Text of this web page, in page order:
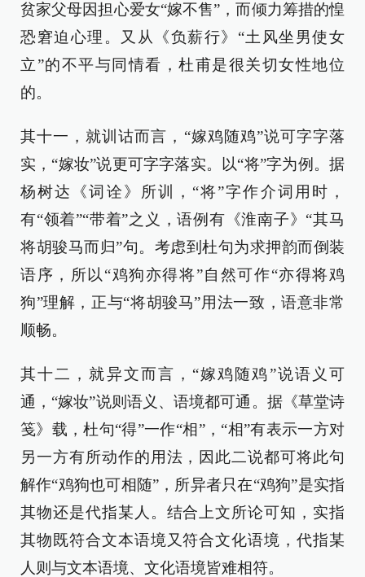
贫家父母因担心爱女“嫁不售”，而倾力筹措的惶
恐窘迫心理。又从《负薪行》“土风坐男使女
立”的不平与同情看，杜甫是很关切女性地位
的。
其十一，就训诂而言，“嫁鸡随鸡”说可字字落
实，“嫁妆”说更可字字落实。以“将”字为例。据
杨树达《词诠》所训，“将”字作介词用时，
有“领着”“带着”之义，语例有《淮南子》“其马
将胡骏马而归”句。考虑到杜句为求押韵而倒装
语序，所以“鸡狗亦得将”自然可作“亦得将鸡
狗”理解，正与“将胡骏马”用法一致，语意非常
顺畅。
其十二，就异文而言，“嫁鸡随鸡”说语义可
通，“嫁妆”说则语义、语境都可通。据《草堂诗
笺》载，杜句“得”一作“相”，“相”有表示一方对
另一方有所动作的用法，因此二说都可将此句
解作“鸡狗也可相随”，所异者只在“鸡狗”是实指
其物还是代指某人。结合上文所论可知，实指
其物既符合文本语境又符合文化语境，代指某
人则与文本语境、文化语境皆难相符。